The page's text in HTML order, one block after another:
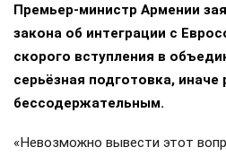
Премьер-министр Армении
закона об интеграции с
скорого вступления в
серьёзная подготовка,
бессодержательным.
«Невозможно вывести этот